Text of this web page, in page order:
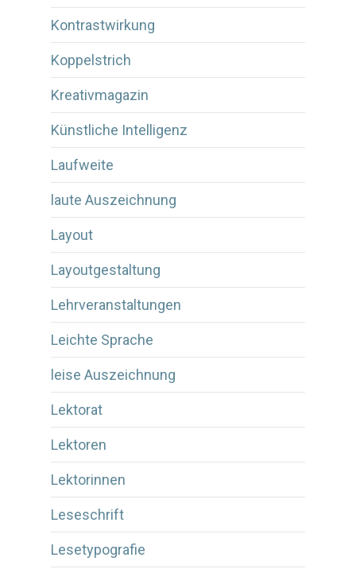
Kontrastwirkung
Koppelstrich
Kreativmagazin
Künstliche Intelligenz
Laufweite
laute Auszeichnung
Layout
Layoutgestaltung
Lehrveranstaltungen
Leichte Sprache
leise Auszeichnung
Lektorat
Lektoren
Lektorinnen
Leseschrift
Lesetypografie